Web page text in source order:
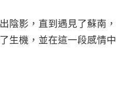
陰影，直到遇見了蘇南，
生機，並在這一段感情中